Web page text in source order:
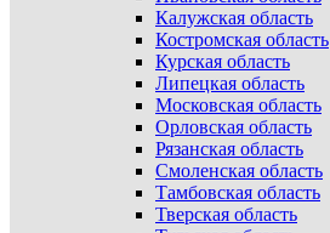
Калужская область
Костромская область
Курская область
Липецкая область
Московская область
Орловская область
Рязанская область
Смоленская область
Тамбовская область
Тверская область